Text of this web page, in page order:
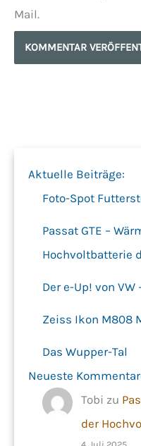
Mail.
Aktuelle Beiträge:
Foto-Spot
Passat GTE –
Hochvoltbatterie
Der e-Up! von
Zeiss Ikon M808
Das Wupper-Tal
Neueste
Tobi zu
der